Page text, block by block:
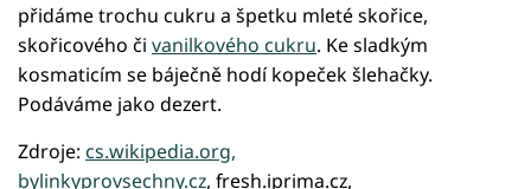
přidáme trochu cukru a špetku mleté skořice,
skořicového či vanilkového cukru. Ke sladkým
kosmaticím se báječně hodí kopeček šlehačky.
Podáváme jako dezert.
Zdroje: cs.wikipedia.org,
bylinkyprovsechny.cz, fresh.iprima.cz,